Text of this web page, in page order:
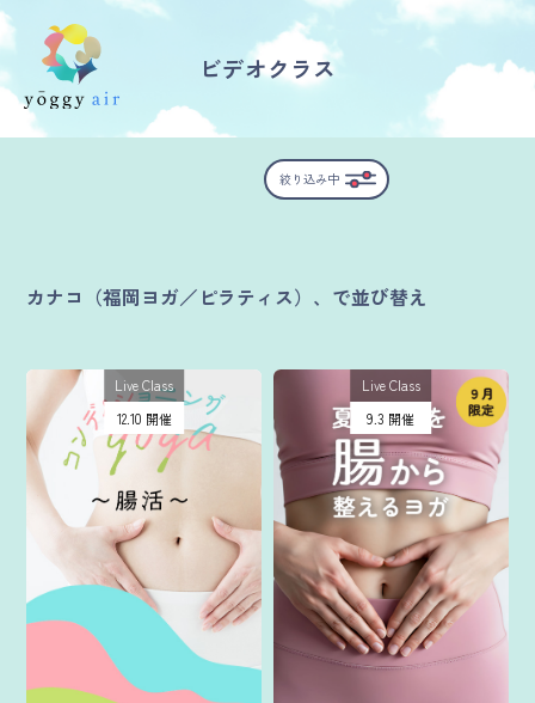
受講の流れ
FAQ / お問い合わせ
yoggy store
yoggy magazine
yoggy mommy
マイページ
ログイン
ビデオクラス
絞り込み中
カナコ（福岡ヨガ／ピラティス）、で並び替え
Live Class
12.10 開催
Live Class
9.3 開催